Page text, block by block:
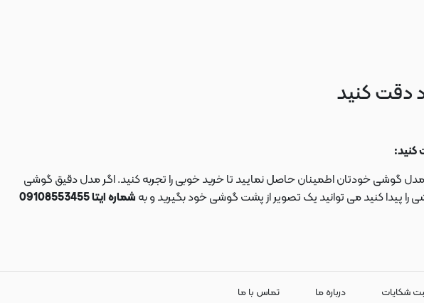
دقت کنید
گوشی خودتان اطمینان حاصل نمایید تا خرید خوبی را تجربه کنید. اگر مدل دقیق گوشی
پیدا کنید می توانید یک تصویر از پشت گوشی خود بگیرید و به شماره ایتا 09108553455
شکایات درباره ما تماس با ما